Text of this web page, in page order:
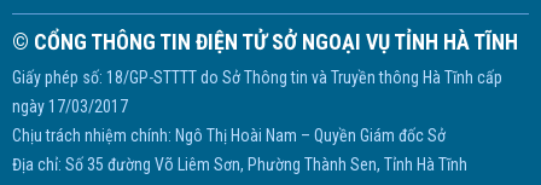
© CỔNG THÔNG TIN ĐIỆN TỬ SỞ NGOẠI VỤ TỈNH HÀ TĨNH
Giấy phép số: 18/GP-STTTT do Sở Thông tin và Truyền thông Hà Tĩnh cấp
ngày 17/03/2017
Chịu trách nhiệm chính: Ngô Thị Hoài Nam – Quyền Giám đốc Sở
Địa chỉ: Số 35 đường Võ Liêm Sơn, Phường Thành Sen, Tỉnh Hà Tĩnh